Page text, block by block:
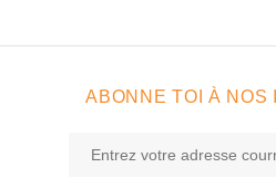
ABONNE TOI À NOS